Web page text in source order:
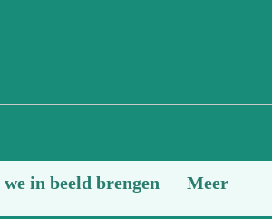
in beeld brengen Meer